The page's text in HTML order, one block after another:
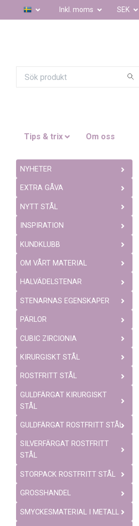
Inkl. moms SEK
Tips & trix Om oss
NYHETER
EXTRA GÅVA
NYTT STÅL
INSPIRATION
KUNDKLUBB
OM VÅRT MATERIAL
HALVÄDELSTENAR
STENARNAS EGENSKAPER
PÄRLOR
CUBIC ZIRCIONIA
KIRURGISKT STÅL
ROSTFRITT STÅL
GULDFÄRGAT KIRURGISKT
STÅL
GULDFÄRGAT ROSTFRITT STÅL
SILVERFÄRGAT ROSTFRITT
STÅL
STORPACK ROSTFRITT STÅL
GROSSHANDEL
SMYCKESMATERIAL I METALL